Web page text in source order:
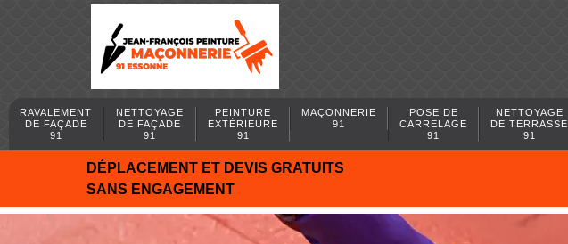
RAVALEMENT
DE FAÇADE
91
NETTOYAGE
DE FAÇADE
91
PEINTURE
EXTÉRIEURE
91
MAÇONNERIE
91
POSE DE
CARRELAGE
91
NETTOYAGE
DE TERRASSE
91
DÉPLACEMENT ET DEVIS GRATUITS
SANS ENGAGEMENT